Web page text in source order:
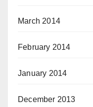
March 2014
February 2014
January 2014
December 2013